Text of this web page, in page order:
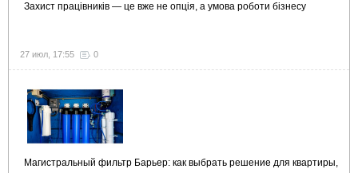
Захист працівників — це вже не опція, а умова роботи бізнесу
27 июл, 17:55 0
Магистральный фильтр Барьер: как выбрать решение для квартиры,